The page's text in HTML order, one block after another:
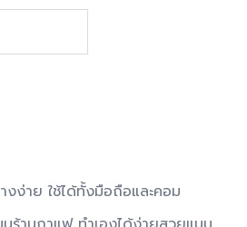
ง่าย ใช้ได้ทั้งมือถือและคอม